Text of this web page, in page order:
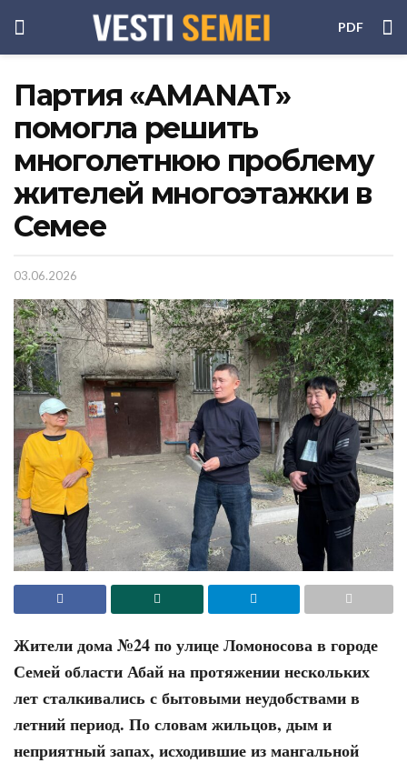
PDF
Партия «AMANAT»
помогла решить
многолетнюю проблему
жителей многоэтажки в
Семее
03.06.2026
Жители дома №24 по улице Ломоносова в городе
Семей области Абай на протяжении нескольких
лет сталкивались с бытовыми неудобствами в
летний период. По словам жильцов, дым и
неприятный запах, исходившие из мангальной